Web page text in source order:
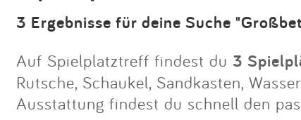
3 Ergebnisse für deine Suche
Auf Spielplatztreff findest du 3
Rutsche, Schaukel, Sandkasten,
Ausstattung findest du schnell den